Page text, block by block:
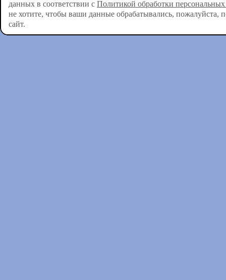
данных в соответствии с Политикой обработки
не хотите, чтобы ваши данные обрабатывались, пожалуйста,
сайт.